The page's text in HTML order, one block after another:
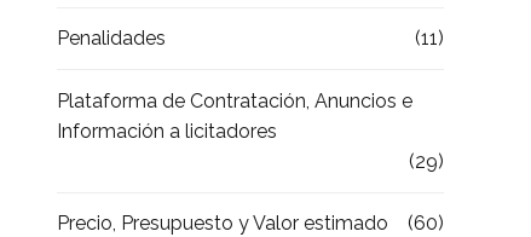
Penalidades (11)
Plataforma de Contratación, Anuncios e
Información a licitadores
(29)
Precio, Presupuesto y Valor estimado (60)